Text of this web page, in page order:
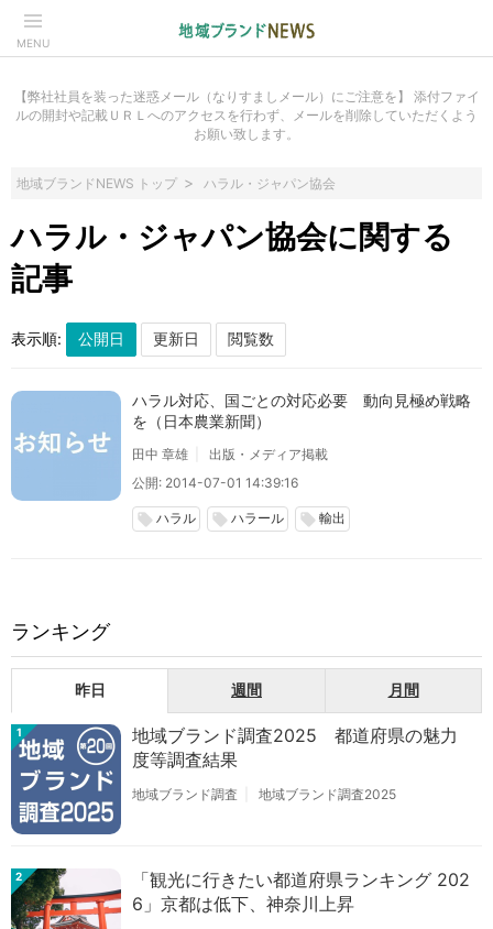
MENU
【弊社社員を装った迷惑メール（なりすましメール）にご注意を】 添付ファイ
ルの開封や記載ＵＲＬへのアクセスを行わず、メールを削除していただくよう
お願い致します。
地域ブランドNEWS トップ ハラル・ジャパン協会
ハラル・ジャパン協会に関する
記事
表示順:
ハラル対応、国ごとの対応必要 動向見極め戦略
を（日本農業新聞）
田中 章雄
出版・メディア掲載
公開: 2014-07-01 14:39:16
local_offer ハラル local_offer ハラール local_offer 輸出
ランキング
昨日 週間 月間
1
地域ブランド調査2025 都道府県の魅力
度等調査結果
地域ブランド調査 地域ブランド調査2025
2
「観光に行きたい都道府県ランキング 202
6」京都は低下、神奈川上昇